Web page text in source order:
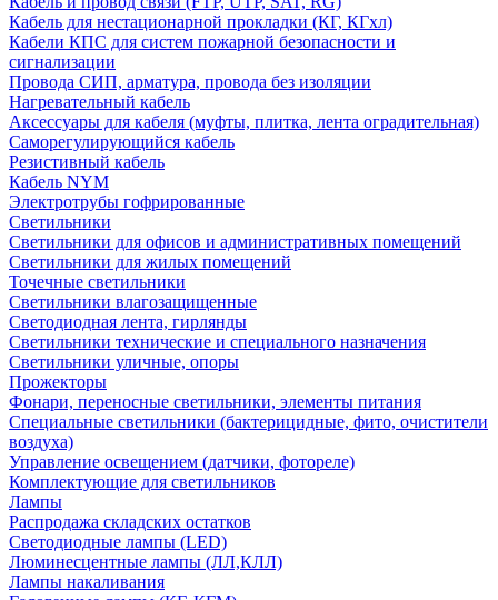
Кабель для нестационарной прокладки (КГ, КГхл)
Кабели КПС для систем пожарной безопасности и
сигнализации
Провода СИП, арматура, провода без изоляции
Нагревательный кабель
Аксессуары для кабеля (муфты, плитка, лента оградительная)
Саморегулирующийся кабель
Резистивный кабель
Кабель NYM
Электротрубы гофрированные
Светильники
Светильники для офисов и административных помещений
Светильники для жилых помещений
Точечные светильники
Светильники влагозащищенные
Светодиодная лента, гирлянды
Светильники технические и специального назначения
Светильники уличные, опоры
Прожекторы
Фонари, переносные светильники, элементы питания
Специальные светильники (бактерицидные, фито, очистители
воздуха)
Управление освещением (датчики, фотореле)
Комплектующие для светильников
Лампы
Распродажа складских остатков
Светодиодные лампы (LED)
Люминесцентные лампы (ЛЛ,КЛЛ)
Лампы накаливания